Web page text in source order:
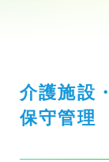
介護施設
保守管理